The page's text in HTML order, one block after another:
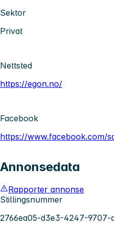
Sektor
Privat
Nettsted
https://egon.no/
Facebook
https://www.facebook.com/
Annonsedata
Rapporter annonse
Stillingsnummer
2766ea05-d3e3-4247-9707-